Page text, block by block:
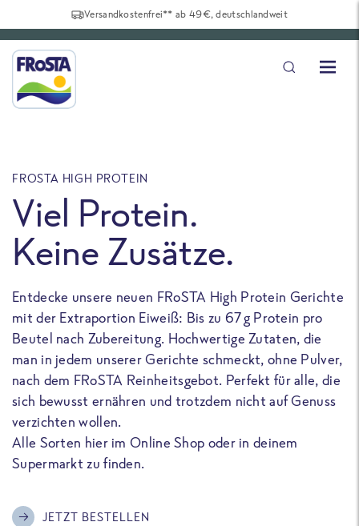
Versandkostenfrei** ab 49€, deutschlandweit
FROSTA HIGH PROTEIN
Viel Protein.
Keine Zusätze.
Entdecke unsere neuen FRoSTA High Protein Gerichte
mit der Extraportion Eiweiß: Bis zu 67 g Protein pro
Beutel nach Zubereitung. Hochwertige Zutaten, die
man in jedem unserer Gerichte schmeckt, ohne Pulver,
nach dem FRoSTA Reinheitsgebot. Perfekt für alle, die
sich bewusst ernähren und trotzdem nicht auf Genuss
verzichten wollen.
Alle Sorten hier im Online Shop oder in deinem
Supermarkt zu finden.
JETZT BESTELLEN